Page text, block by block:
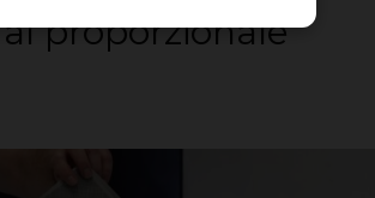
proporzionale